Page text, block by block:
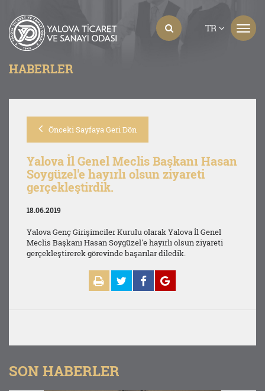
TR
HABERLER
Önceki Sayfaya Geri Dön
Yalova İl Genel Meclis Başkanı Hasan
Soygüzel'e hayırlı olsun ziyareti
gerçekleştirdik.
18.06.2019
Yalova Genç Girişimciler Kurulu olarak Yalova İl Genel
Meclis Başkanı Hasan Soygüzel'e hayırlı olsun ziyareti
gerçekleştirerek görevinde başarılar diledik.
SON HABERLER